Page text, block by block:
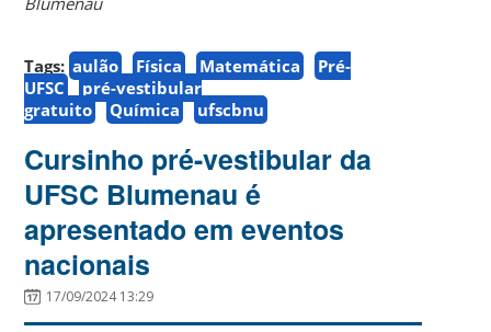
Tags: aulão Física Matemática
Pré-
UFSC
pré-vestibular
gratuito
Química ufscbnu
Cursinho pré-vestibular da
UFSC Blumenau é
apresentado em eventos
nacionais
17/09/2024 13:29